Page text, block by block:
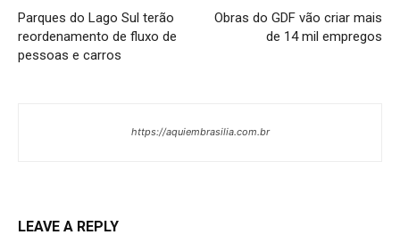
Parques do Lago Sul terão
reordenamento de fluxo de
pessoas e carros
Obras do GDF vão criar mais
de 14 mil empregos
https://aquiembrasilia.com.br
LEAVE A REPLY